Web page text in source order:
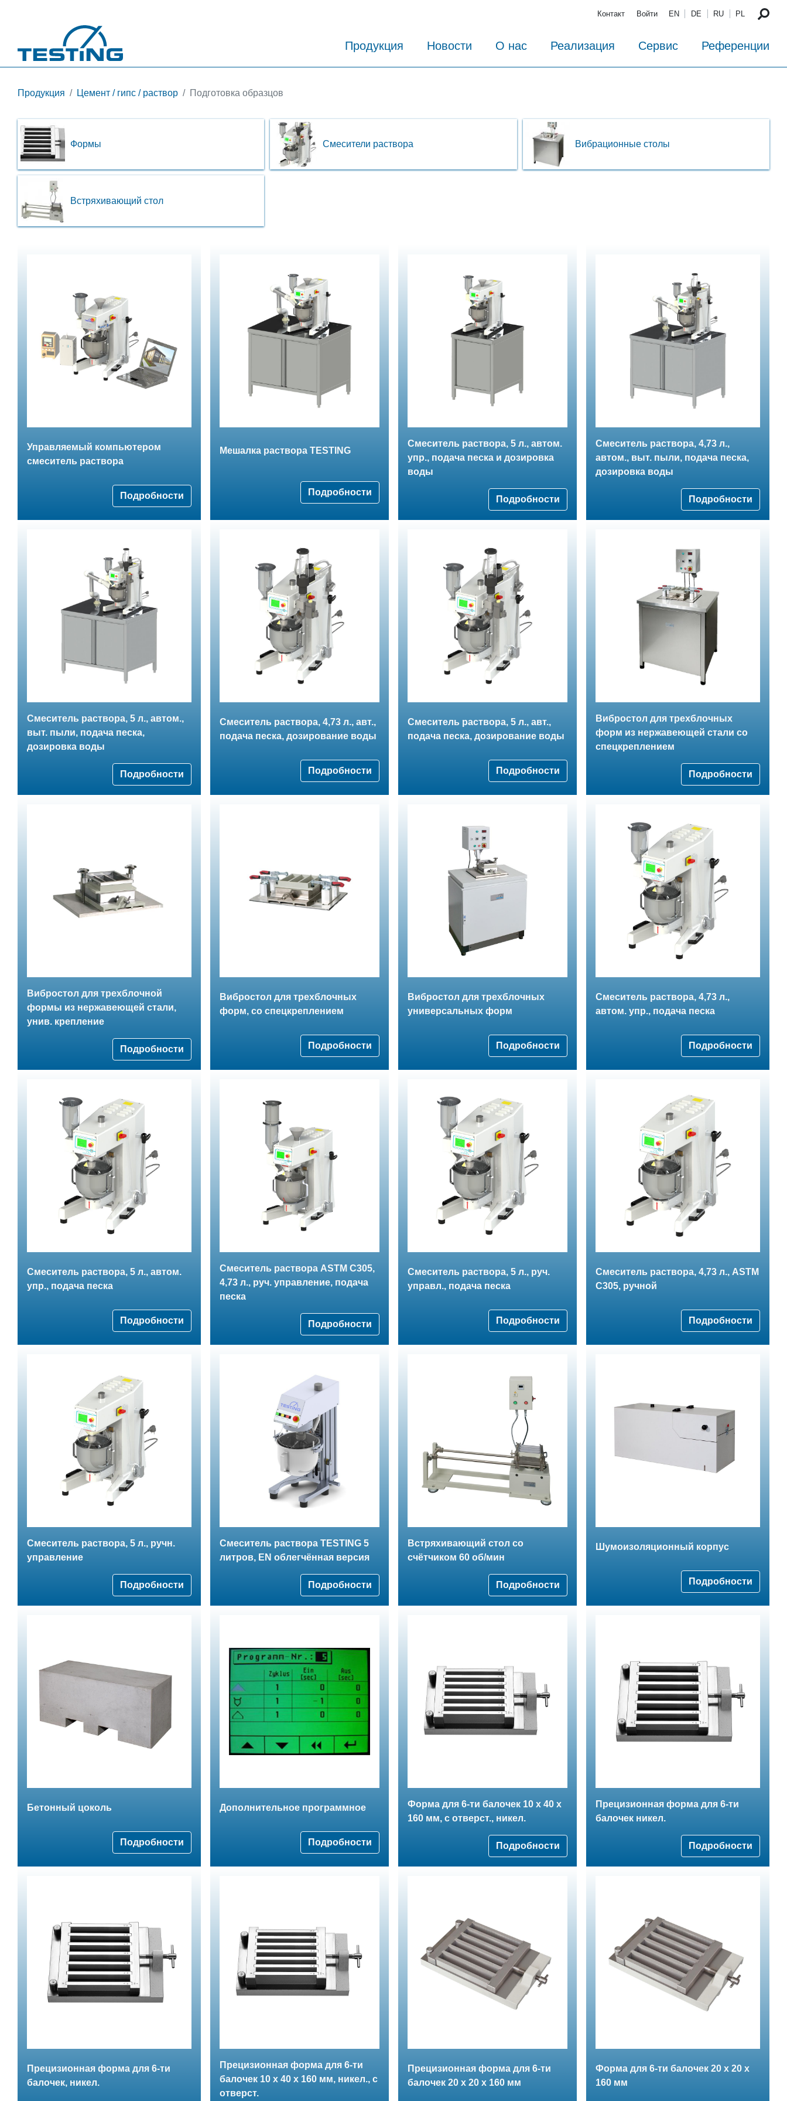
Контакт Войти EN DE RU PL
Продукция Новости О нас Реализация Сервис Референции
Продукция Цемент / гипс / раствор Подготовка образцов
Формы Смесители раствора Вибрационные столы
Встряхивающий стол
Управляемый компьютером
смеситель раствора
Подробности
Мешалка раствора TESTING
Подробности
Смеситель раствора, 5 л., автом.
упр., подача песка и дозировка
воды
Подробности
Смеситель раствора, 4,73 л.,
автом., выт. пыли, подача песка,
дозировка воды
Подробности
Смеситель раствора, 5 л., автом.,
выт. пыли, подача песка,
дозировка воды
Подробности
Смеситель раствора, 4,73 л., авт.,
подача песка, дозирование воды
Подробности
Смеситель раствора, 5 л., авт.,
подача песка, дозирование воды
Подробности
Вибростол для трехблочных
форм из нержавеющей стали со
спецкреплением
Подробности
Вибростол для трехблочной
формы из нержавеющей стали,
унив. крепление
Подробности
Вибростол для трехблочных
форм, со спецкреплением
Подробности
Вибростол для трехблочных
универсальных форм
Подробности
Смеситель раствора, 4,73 л.,
автом. упр., подача песка
Подробности
Смеситель раствора, 5 л., автом.
упр., подача песка
Подробности
Смеситель раствора ASTM C305,
4,73 л., руч. управление, подача
песка
Подробности
Смеситель раствора, 5 л., руч.
управл., подача песка
Подробности
Смеситель раствора, 4,73 л., ASTM
С305, ручной
Подробности
Смеситель раствора, 5 л., ручн.
управление
Подробности
Смеситель раствора TESTING 5
литров, EN облегчённая версия
Подробности
Встряхивающий стол со
счётчиком 60 об/мин
Подробности
Шумоизоляционный корпус
Подробности
Бетонный цоколь
Подробности
Дополнительное программное
Подробности
Форма для 6-ти балочек 10 х 40 х
160 мм, с отверст., никел.
Подробности
Прецизионная форма для 6-ти
балочек никел.
Подробности
Прецизионная форма для 6-ти
балочек, никел.
Прецизионная форма для 6-ти
балочек 10 х 40 х 160 мм, никел., с
отверст.
Прецизионная форма для 6-ти
балочек 20 х 20 х 160 мм
Форма для 6-ти балочек 20 х 20 х
160 мм